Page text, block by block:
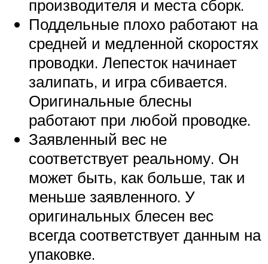
производителя и места сборк.
Поддельные плохо работают на
средней и медленной скоростях
проводки. Лепесток начинает
залипать, и игра сбивается.
Оригинальные блесны
работают при любой проводке.
Заявленный вес не
соответствует реальному. Он
может быть, как больше, так и
меньше заявленного. У
оригинальных блесен вес
всегда соответствует данным на
упаковке.